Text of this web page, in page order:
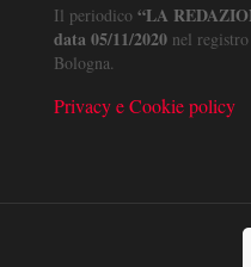
Il periodico “LA
data 05/11/2020 nel
Bologna.
Privacy e Cookie policy